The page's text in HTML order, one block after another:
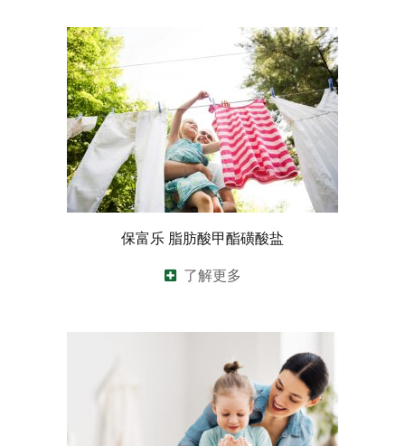
保富乐 脂肪酸甲酯磺酸盐
了解更多